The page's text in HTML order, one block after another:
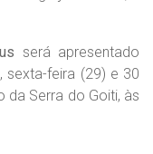
será apresentado
sexta-feira (29) e 30
da Serra do Goiti, às